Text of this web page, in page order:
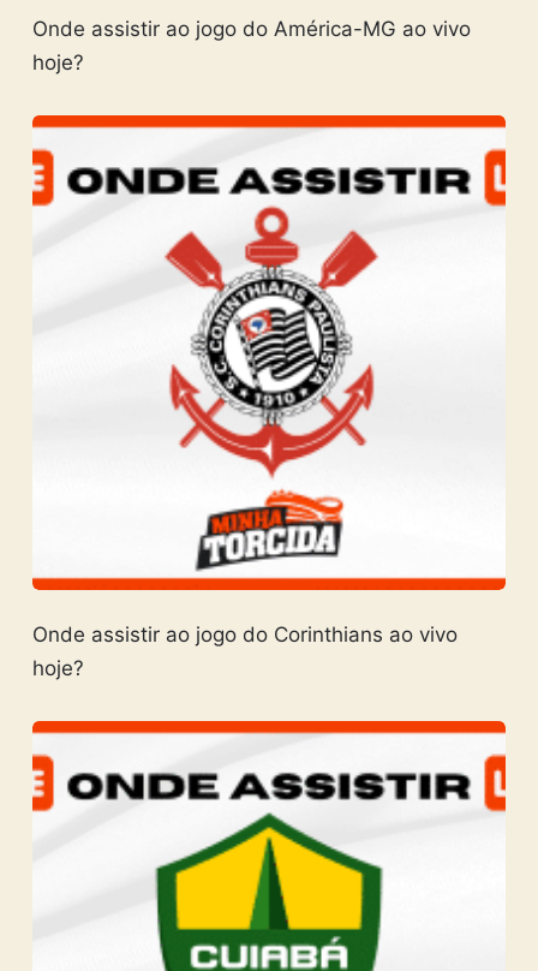
Onde assistir ao jogo do América-MG ao vivo
hoje?
Onde assistir ao jogo do Corinthians ao vivo
hoje?